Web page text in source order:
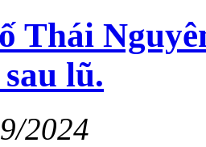
Thái
lũ.
2024